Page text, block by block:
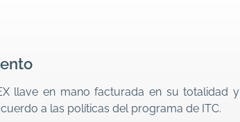
llave en mano facturada en su totalidad y
a las políticas del programa de ITC.